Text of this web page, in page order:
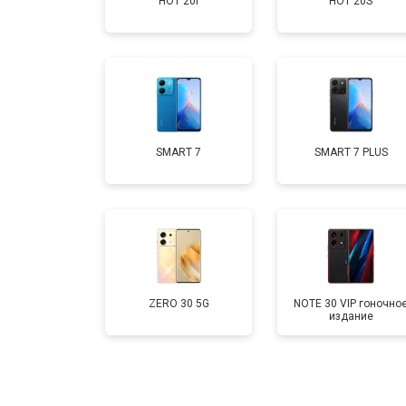
Замена кнопки включения
Ремонт цепи питания
SMART 7 SMART 7 PLUS
ZERO 30 5G
NOTE 30 VIP
издание